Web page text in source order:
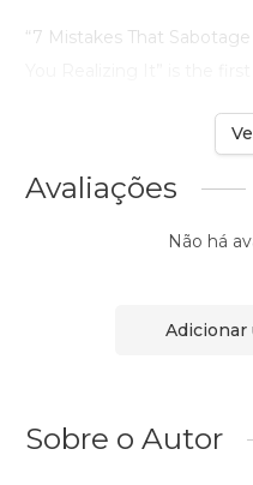
“7 Mistakes That
Avaliações
Não há
Adicionar
Sobre o Autor